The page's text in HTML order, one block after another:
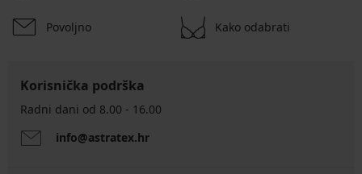
Povoljno Kako odabrati
Korisnička podrška
Radni dani od 8.00 - 16.00
info@astratex.hr